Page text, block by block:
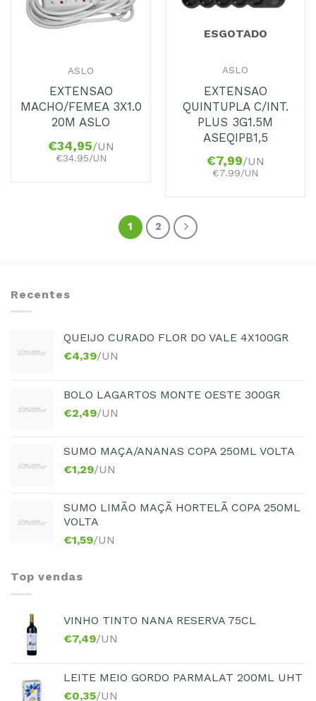
ASLO
EXTENSAO
MACHO/FEMEA 3X1.0
20M ASLO
€34,95/UN
€34.95/UN
ESGOTADO
ASLO
EXTENSAO
QUINTUPLA C/INT.
PLUS 3G1.5M
ASEQIPB1,5
€7,99/UN
€7.99/UN
1 2
Recentes
QUEIJO CURADO FLOR DO VALE 4X100GR
€4,39/UN
BOLO LAGARTOS MONTE OESTE 300GR
€2,49/UN
SUMO MAÇA/ANANAS COPA 250ML VOLTA
€1,29/UN
SUMO LIMÃO MAÇÃ HORTELÃ COPA 250ML
VOLTA
€1,59/UN
Top vendas
VINHO TINTO NANA RESERVA 75CL
€7,49/UN
LEITE MEIO GORDO PARMALAT 200ML UHT
€0,35/UN